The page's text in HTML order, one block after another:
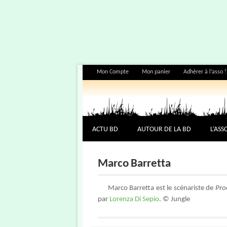
Mon Compte Mon panier Adhérer à l’asso !
ACTU BD AUTOUR DE LA BD
Marco Barretta
Marco Barretta est le scénariste de
par Lorenza Di Sepio. © Jungle